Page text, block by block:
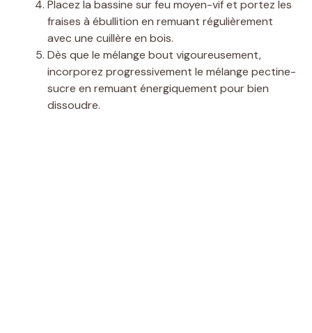
Placez la bassine sur feu moyen-vif et portez les
fraises à ébullition en remuant régulièrement
avec une cuillère en bois.
Dès que le mélange bout vigoureusement,
incorporez progressivement le mélange pectine-
sucre en remuant énergiquement pour bien
dissoudre.